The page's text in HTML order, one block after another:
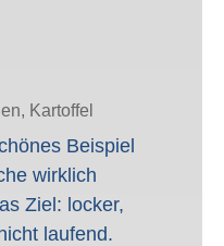
, Kartoffel
Beispiel
wirklich
Ziel: locker,
laufend.